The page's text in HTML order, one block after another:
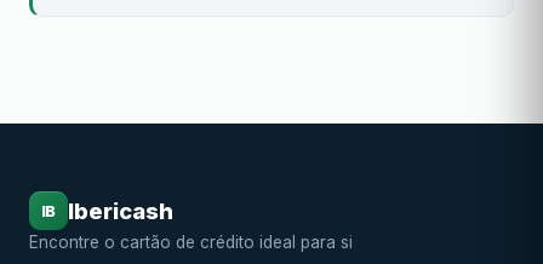
IB Ibericash
Encontre o cartão de crédito ideal para si